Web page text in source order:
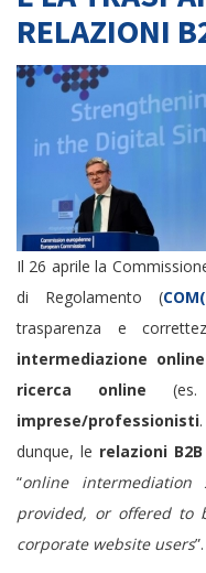
RELAZIONI
Il 26 aprile la
di Regolamento (
trasparenza e
intermediazione online
ricerca online (es.
imprese/professionisti
dunque, le relazioni B2B
“online intermediation
provided, or offered to
corporate website users”.